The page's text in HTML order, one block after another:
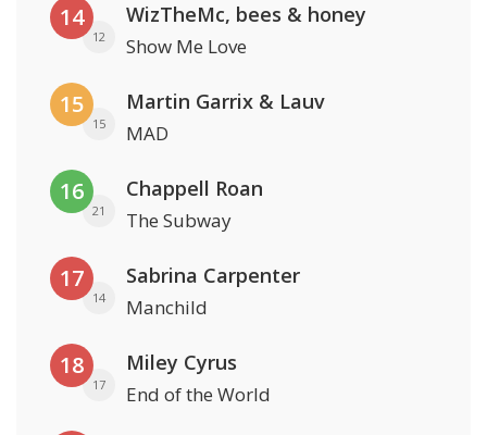
14
12
WizTheMc, bees & honey
Show Me Love
15
15
Martin Garrix & Lauv
MAD
16
21
Chappell Roan
The Subway
17
14
Sabrina Carpenter
Manchild
18
17
Miley Cyrus
End of the World